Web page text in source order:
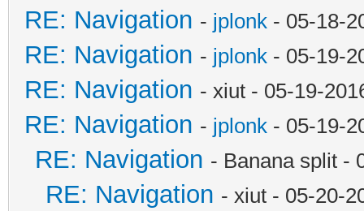
RE: Navigation - jplonk - 05-18-
RE: Navigation - jplonk - 05-19-
RE: Navigation - xiut - 05-19-
RE: Navigation - jplonk - 05-19-
RE: Navigation - Banana split -
RE: Navigation - xiut - 05-20-